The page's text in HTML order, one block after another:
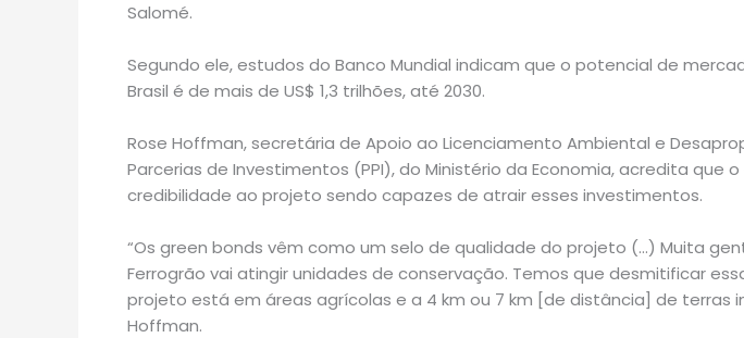
Salomé.
Segundo ele, estudos do Banco Mundial indicam que o potencial de
Brasil é de mais de US$ 1,3 trilhões, até 2030.
Rose Hoffman, secretária de Apoio ao Licenciamento Ambiental e
Parcerias de Investimentos (PPI), do Ministério da Economia, acredita que
credibilidade ao projeto sendo capazes de atrair esses investimentos.
“Os green bonds vêm como um selo de qualidade do projeto (…) Muita
Ferrogrão vai atingir unidades de conservação. Temos que desmitificar
projeto está em áreas agrícolas e a 4 km ou 7 km [de distância] de terras
Hoffman.